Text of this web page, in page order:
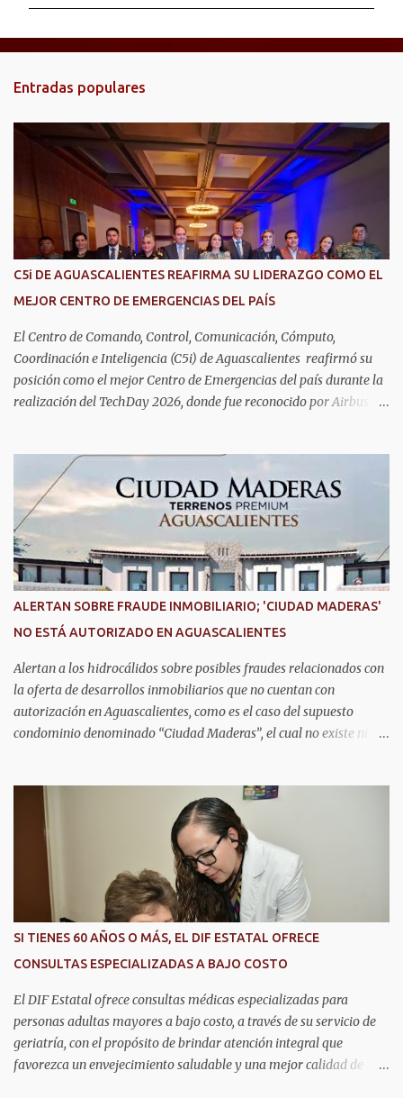
n
t
s
Entradas populares
C5i DE AGUASCALIENTES REAFIRMA SU LIDERAZGO COMO EL
MEJOR CENTRO DE EMERGENCIAS DEL PAÍS
El Centro de Comando, Control, Comunicación, Cómputo,
Coordinación e Inteligencia (C5i) de Aguascalientes reafirmó su
posición como el mejor Centro de Emergencias del país durante la
realización del TechDay 2026, donde fue reconocido por Airbus
seguridad pública y la atención de emergencias. Este encuentro
reunió a autoridades, especialistas nacionales e internacionales y
representantes de instituciones de seguridad para intercambiar
conocimientos y conocer las tendencias más avanzadas en la
materia. La titular del C5i, Michelle Olmos Álvarez, señaló que este
reconocimiento es resultado de la capacidad operativa, la
infraestructura tecnológica de vanguardia y los modelos
innovadores de coordinación institucional que distinguen al C5i de
Aguascalientes, posicionándose como un referente nacional en
materia de atención de emergencias. "Bajo el liderazgo de la
goberna...
ALERTAN SOBRE FRAUDE INMOBILIARIO; 'CIUDAD MADERAS'
NO ESTÁ AUTORIZADO EN AGUASCALIENTES
Alertan a los hidrocálidos sobre posibles fraudes relacionados con
la oferta de desarrollos inmobiliarios que no cuentan con
autorización en Aguascalientes, como es el caso del supuesto
condominio denominado “Ciudad Maderas”, el cual no existe ni
Municipal. Explicó que dicho desarrollo corresponde a otro
estado, específicamente Jalisco, por lo que la promoción de
“terrenos en Aguascalientes” bajo ese nombre distorsiona la
información y puede inducir a error a las personas interesadas en
adquirir un inmueble. "Hay unos anuncios que anuncian
desarrollos que como Ciudad Maderas, ese desarrollo no está
autorizado ni existe en Aguascalientes, es en Jalisco, entonces luego
se distorsiona la información, ‘terrenos en Aguascalientes’, no, aquí
no hay ningún desarrollo autorizado con ese nombre y tengo
entendido que está en Jalisco", dijo. En este sen...
SI TIENES 60 AÑOS O MÁS, EL DIF ESTATAL OFRECE
CONSULTAS ESPECIALIZADAS A BAJO COSTO
El DIF Estatal ofrece consultas médicas especializadas para
personas adultas mayores a bajo costo, a través de su servicio de
geriatría, con el propósito de brindar atención integral que
favorezca un envejecimiento saludable y una mejor calidad de